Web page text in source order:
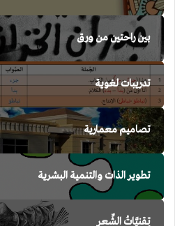
بين راحتين من ورق
تدريبات لغوية
تصاميم معمارية
تطوير الذات والتنمية البشرية
تِقنيَّاتُ الشِّعر